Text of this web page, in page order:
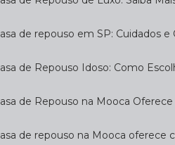
Casa de repouso em SP: Cuidados
Casa de Repouso Idoso: Como
Casa de Repouso na Mooca
Casa de repouso na Mooca